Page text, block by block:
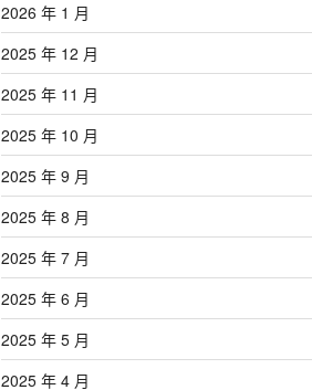
2026 年 1 月
2025 年 12 月
2025 年 11 月
2025 年 10 月
2025 年 9 月
2025 年 8 月
2025 年 7 月
2025 年 6 月
2025 年 5 月
2025 年 4 月